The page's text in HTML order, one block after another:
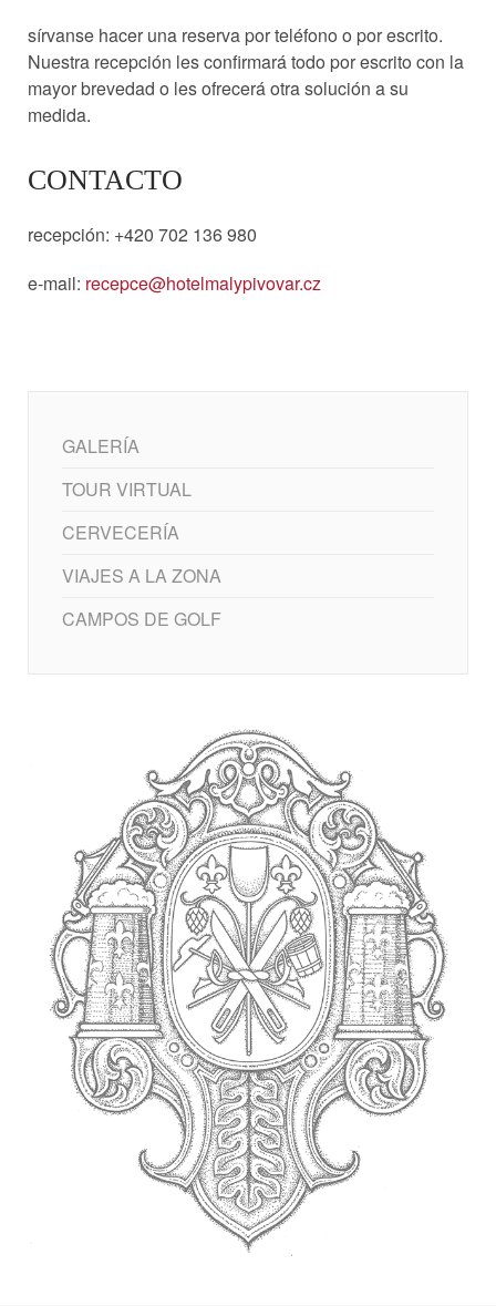
sírvanse hacer una reserva por teléfono o por escrito.
Nuestra recepción les confirmará todo por escrito con la
mayor brevedad o les ofrecerá otra solución a su
medida.
CONTACTO
recepción: +420 702 136 980
e-mail: recepce@hotelmalypivovar.cz
GALERÍA
TOUR VIRTUAL
CERVECERÍA
VIAJES A LA ZONA
CAMPOS DE GOLF